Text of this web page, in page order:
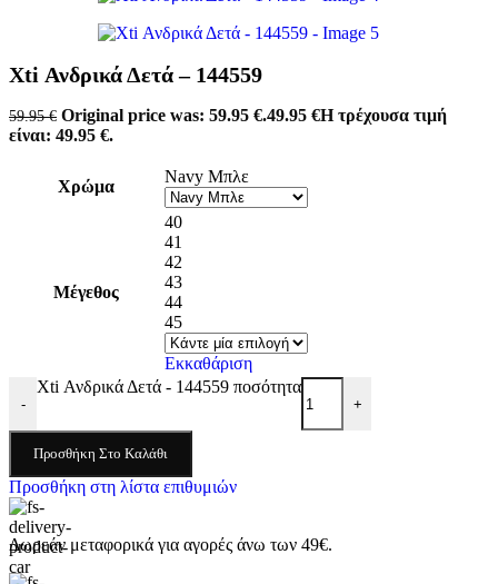
Χti Ανδρικά Δετά – 144559
59.95€ Original price was: 59.95 €.49.95 €Η τρέχουσα τιμή
είναι: 49.95 €.
Χρώμα
Navy Μπλε
Μέγεθος
40
41
42
43
44
45
Εκκαθάριση
-
Χti Ανδρικά Δετά - 144559 ποσότητα
+
Προσθήκη Στο Καλάθι
Προσθήκη στη λίστα επιθυμιών
Δωρεάν μεταφορικά για αγορές άνω των 49€.